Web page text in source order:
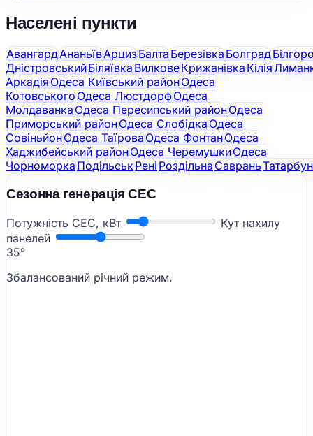
Населені пункти
АвангардАнаньївАрцизБалтаБерезівкаБолград
ДністровськийБіляївкаВилковеКрижанівкаКілія
АркадіяОдеса Київський районОдеса
КотовськогоОдеса ЛюстдорфОдеса
МолдаванкаОдеса Пересипський районОдеса
Приморський районОдеса СлобідкаОдеса
СовіньйонОдеса ТаїроваОдеса ФонтанОдеса
Хаджибейський районОдеса ЧеремушкиОдеса
ЧорноморкаПодільськРеніРоздільнаСаврань
Сезонна генерація СЕС
Потужність СЕС, кВт
Кут нахилу
панелей
35°
Збалансований річний режим.